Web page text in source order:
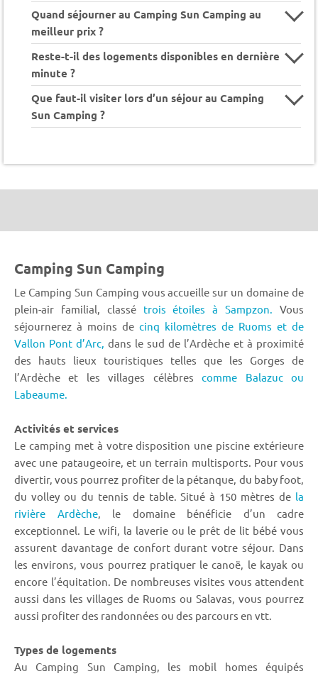
Quand séjourner au Camping Sun Camping au
meilleur prix ?
Reste-t-il des logements disponibles en dernière
minute ?
Que faut-il visiter lors d’un séjour au Camping
Sun Camping ?
Camping Sun Camping
Le Camping Sun Camping vous accueille sur un domaine de
plein-air familial, classé trois étoiles à Sampzon. Vous
séjournerez à moins de cinq kilomètres de Ruoms et de
Vallon Pont d’Arc, dans le sud de l’Ardèche et à proximité
des hauts lieux touristiques telles que les Gorges de
l’Ardèche et les villages célèbrescomme Balazuc ou
Labeaume.
Activités et services
Le camping met à votre disposition une piscine extérieure
avec une pataugeoire, et un terrain multisports. Pour vous
divertir, vous pourrez profiter de la pétanque, du baby foot,
du volley ou du tennis de table. Situé à 150 mètres de la
rivière Ardèche, le domaine bénéficie d’un cadre
exceptionnel. Le wifi, la laverie ou le prêt de lit bébé vous
assurent davantage de confort durant votre séjour. Dans
les environs, vous pourrez pratiquer le canoë, le kayak ou
encore l’équitation. De nombreuses visites vous attendent
aussi dans les villages de Ruoms ou Salavas, vous pourrez
aussi profiter des randonnées ou des parcours en vtt.
Types de logements
Au Camping Sun Camping, les mobil homes équipés